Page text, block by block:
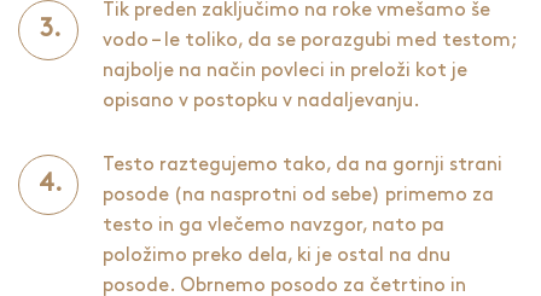
Tik preden zaključimo na roke vmešamo še
vodo – le toliko, da se porazgubi med testom;
najbolje na način povleci in preloži kot je
opisano v postopku v nadaljevanju.
Testo raztegujemo tako, da na gornji strani
posode (na nasprotni od sebe) primemo za
testo in ga vlečemo navzgor, nato pa
položimo preko dela, ki je ostal na dnu
posode. Obrnemo posodo za četrtino in